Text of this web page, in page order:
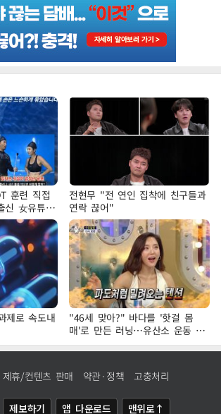
훈련 직접
女유튜버
전현무 "전 연인 집착에 친구들과
연락 끊어"
제로 속도내
"46세 맞아?" 바다를 '핫걸 몸
매'로 만든 러닝…유산소 운동 효
과 '톡톡'
제휴/컨텐츠 판매 약관·정책 고충처리
제보하기 앱 다운로드 맨위로↑